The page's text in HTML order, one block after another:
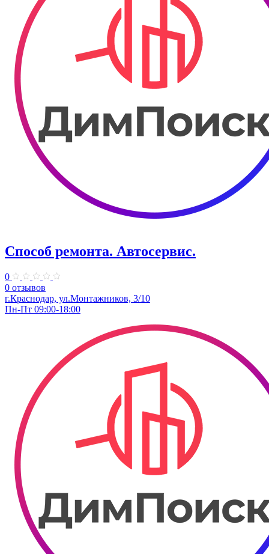
Способ ремонта. ​Автосервис.
0
0 отзывов
г.Краснодар, ул.Монтажников, 3/10
Пн-Пт 09:00-18:00